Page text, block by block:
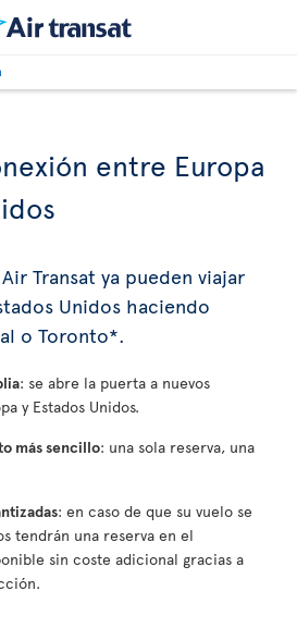
entre Europa
Transat ya pueden viajar
Unidos haciendo
o Toronto*.
: se abre la puerta a nuevos
y Estados Unidos.
más sencillo: una sola reserva, una
: en caso de que su vuelo se
tendrán una reserva en el
sin coste adicional gracias a